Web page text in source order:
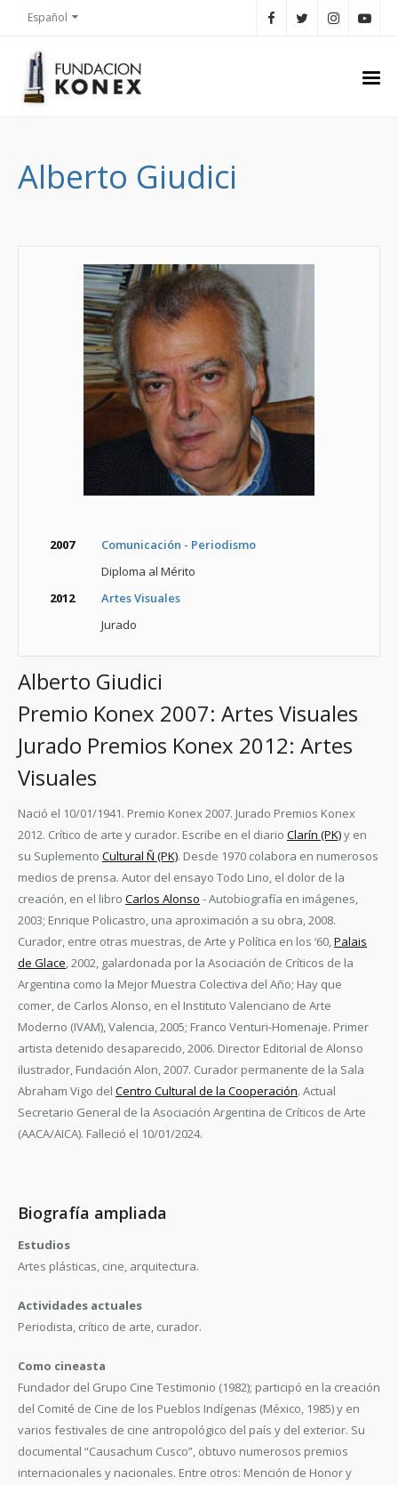
Español
Alberto Giudici
2007
Comunicación - Periodismo
Diploma al Mérito
2012
Artes Visuales
Jurado
Alberto Giudici
Premio Konex 2007: Artes Visuales
Jurado Premios Konex 2012: Artes
Visuales
Nació el 10/01/1941. Premio Konex 2007. Jurado Premios Konex
2012. Crítico de arte y curador. Escribe en el diario Clarín (PK)y en
su Suplemento Cultural Ñ (PK). Desde 1970 colabora en numerosos
medios de prensa. Autor del ensayo Todo Lino, el dolor de la
creación, en el libro Carlos Alonso - Autobiografía en imágenes,
2003; Enrique Policastro, una aproximación a su obra, 2008.
Curador, entre otras muestras, de Arte y Política en los ‘60,Palais
de Glace, 2002, galardonada por la Asociación de Críticos de la
Argentina como la Mejor Muestra Colectiva del Año; Hay que
comer, de Carlos Alonso, en el Instituto Valenciano de Arte
Moderno (IVAM), Valencia, 2005; Franco Venturi-Homenaje. Primer
artista detenido desaparecido, 2006. Director Editorial de Alonso
ilustrador, Fundación Alon, 2007. Curador permanente de la Sala
Abraham Vigo del Centro Cultural de la Cooperación. Actual
Secretario General de la Asociación Argentina de Críticos de Arte
(AACA/AICA). Falleció el 10/01/2024.
Biografía ampliada
Estudios
Artes plásticas, cine, arquitectura.
Actividades actuales
Periodista, crítico de arte, curador.
Como cineasta
Fundador del Grupo Cine Testimonio (1982); participó en la creación
del Comité de Cine de los Pueblos Indígenas (México, 1985) y en
varios festivales de cine antropológico del país y del exterior. Su
documental “Causachum Cusco”, obtuvo numerosos premios
internacionales y nacionales. Entre otros: Mención de Honor y